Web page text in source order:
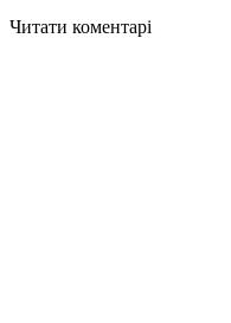
Читати коментарі